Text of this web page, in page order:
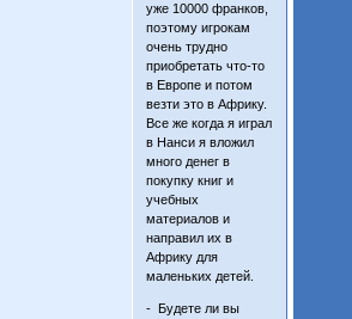
уже 10000 франков,
поэтому игрокам
очень трудно
приобретать что-то
в Европе и потом
везти это в Африку.
Все же когда я играл
в Нанси я вложил
много денег в
покупку книг и
учебных
материалов и
направил их в
Африку для
маленьких детей.
- Будете ли вы